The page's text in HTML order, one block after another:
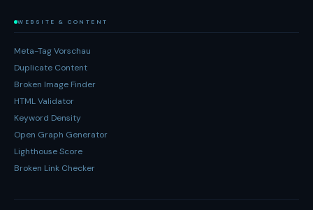
WEBSITE & CONTENT
Meta-Tag Vorschau
Duplicate Content
Broken Image Finder
HTML Validator
Keyword Density
Open Graph Generator
Lighthouse Score
Broken Link Checker